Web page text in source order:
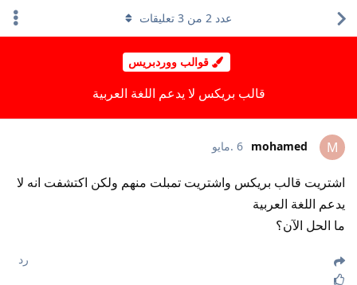
قوالب ووردبريس
قالب بريكس لا يدعم اللغة العربية
عدد 2 من 3 تعليقات
M
mohamed 6 .مايو
اشتريت قالب بريكس واشتريت تمبلت منهم ولكن اكتشفت انه لا
يدعم اللغة العربية
ما الحل الآن؟
رد